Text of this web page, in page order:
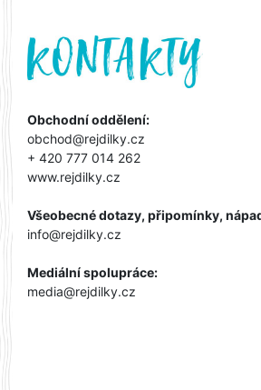
Obchodní oddělení:
obchod@rejdilky.cz
+ 420 777 014 262
www.rejdilky.cz
Všeobecné dotazy, připomínky,
info@rejdilky.cz
Mediální spolupráce:
media@rejdilky.cz